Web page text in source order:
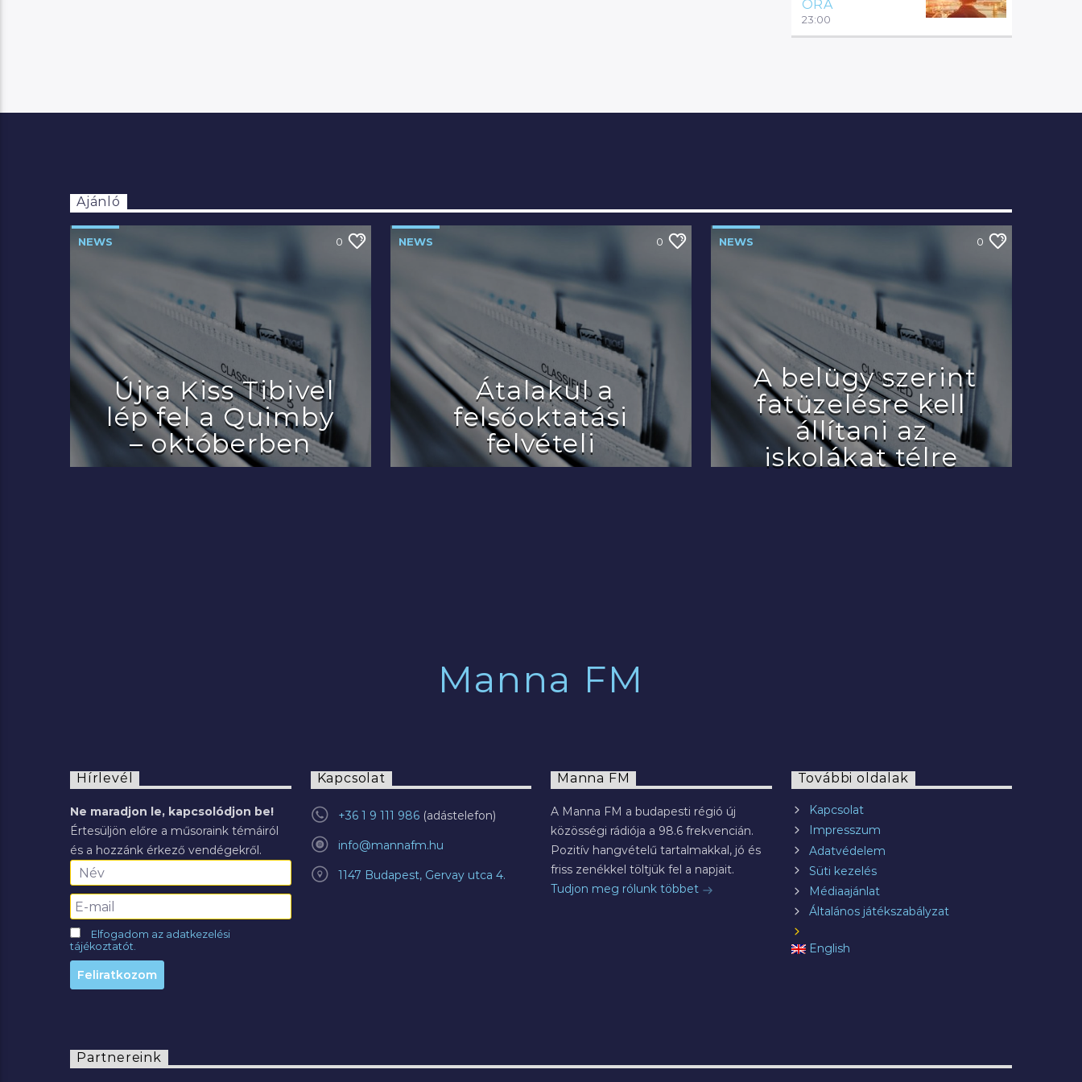
ÓRA
23:00
Ajánló
NEWS 0
Újra Kiss Tibivel
lép fel a Quimby
– októberben
NEWS 0
Átalakul a
felsőoktatási
felvételi
NEWS 0
A belügy szerint
fatüzelésre kell
állítani az
iskolákat télre
Manna FM
Hírlevél
Ne maradjon le, kapcsolódjon be!
Értesüljön előre a műsoraink témáiról
és a hozzánk érkező vendégekről.
Elfogadom az adatkezelési
tájékoztatót.
Kapcsolat
+36 1 9 111 986
info@mannafm.hu
1147 Budapest, Gervay utca 4.
Manna FM
A Manna FM a budapesti régió új
közösségi rádiója a 98.6 frekvencián.
Pozitív hangvételű tartalmakkal, jó és
friss zenékkel töltjük fel a napjait.
Tudjon meg rólunk többet
További oldalak
Kapcsolat
Impresszum
Adatvédelem
Süti kezelés
Médiaajánlat
Általános játékszabályzat
English
Partnereink